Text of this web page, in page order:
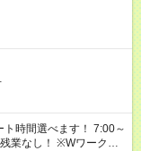
※Wワークの